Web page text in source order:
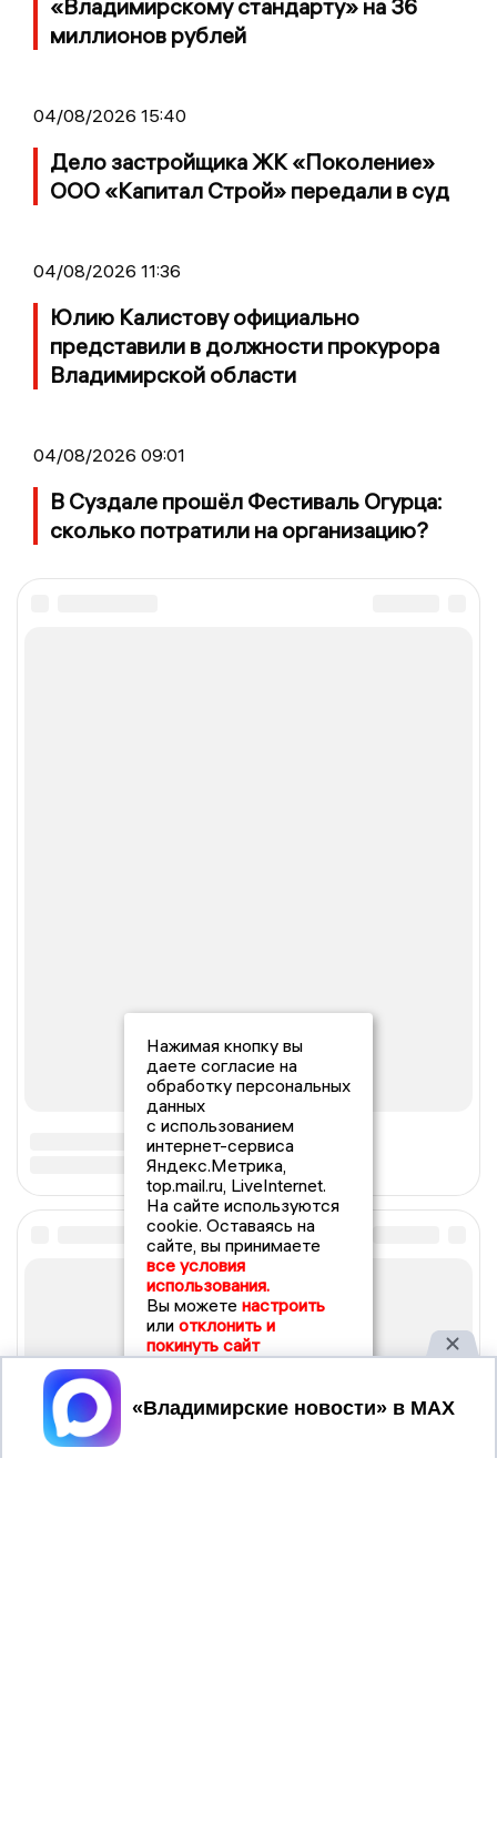
«Владимирскому стандарту» на 36
миллионов рублей
04/08/2026 15:40
Дело застройщика ЖК «Поколение»
ООО «Капитал Строй» передали в суд
04/08/2026 11:36
Юлию Калистову официально
представили в должности прокурора
Владимирской области
04/08/2026 09:01
В Суздале прошёл Фестиваль Огурца:
сколько потратили на организацию?
Нажимая кнопку вы
даете согласие на
обработку персональных
данных
с использованием
интернет-сервиса
Яндекс.Метрика,
top.mail.ru, LiveInternet.
На сайте используются
cookie. Оставаясь на
сайте, вы принимаете
все условия
использования.
Вы можете настроить
или отклонить и
покинуть сайт
Принять